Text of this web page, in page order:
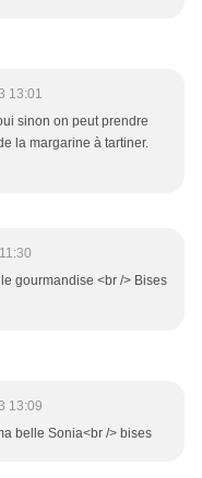
13:01
sinon on peut prendre
la margarine à tartiner.
gourmandise <br /> Bises
13:09
belle Sonia<br /> bises